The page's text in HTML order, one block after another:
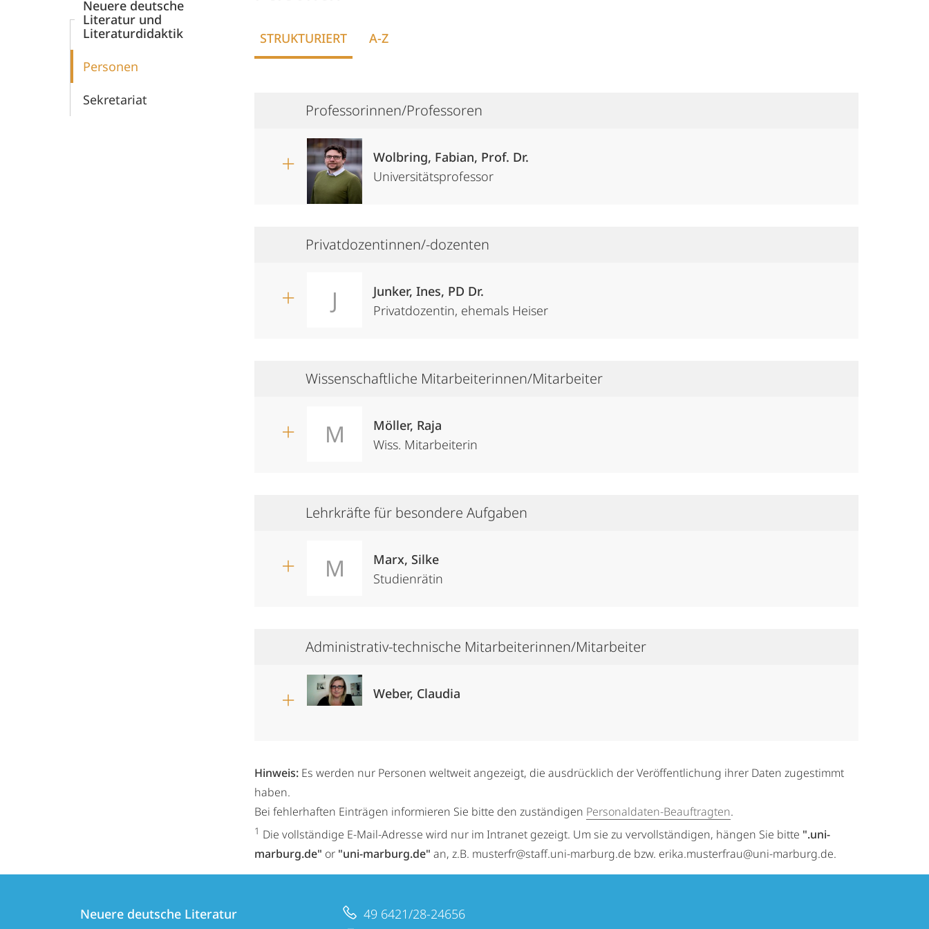
Neuere deutsche
Literatur und
Literaturdidaktik
Personen
Sekretariat
STRUKTURIERT A-Z
Professorinnen/Professoren
Wolbring, Fabian, Prof. Dr.
Universitätsprofessor
Privatdozentinnen/-dozenten
J
Junker, Ines, PD Dr.
Privatdozentin, ehemals Heiser
Wissenschaftliche Mitarbeiterinnen/Mitarbeiter
M
Möller, Raja
Wiss. Mitarbeiterin
Lehrkräfte für besondere Aufgaben
M
Marx, Silke
Studienrätin
Administrativ-technische Mitarbeiterinnen/Mitarbeiter
Weber, Claudia
Hinweis: Es werden nur Personen weltweit angezeigt, die ausdrücklich der Veröffentlichung ihrer Daten zugestimmt
haben.
Bei fehlerhaften Einträgen informieren Sie bitte den zuständigen Personaldaten-Beauftragten.
1 Die vollständige E-Mail-Adresse wird nur im Intranet gezeigt. Um sie zu vervollständigen, hängen Sie bitte ".uni-
marburg.de" or "uni-marburg.de" an, z.B. musterfr@staff.uni-marburg.de bzw. erika.musterfrau@uni-marburg.de.
Kontaktinformationen
Neuere deutsche Literatur
49 6421/28-24656